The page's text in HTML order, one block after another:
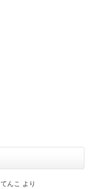
てんこ より